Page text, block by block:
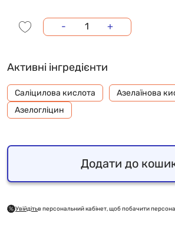
- +
Активні інгредієнти
Саліцилова кислота
Азелаїнова
Азелогліцин
Додати до
Увійдітьв персональний кабінет, щоб побачити